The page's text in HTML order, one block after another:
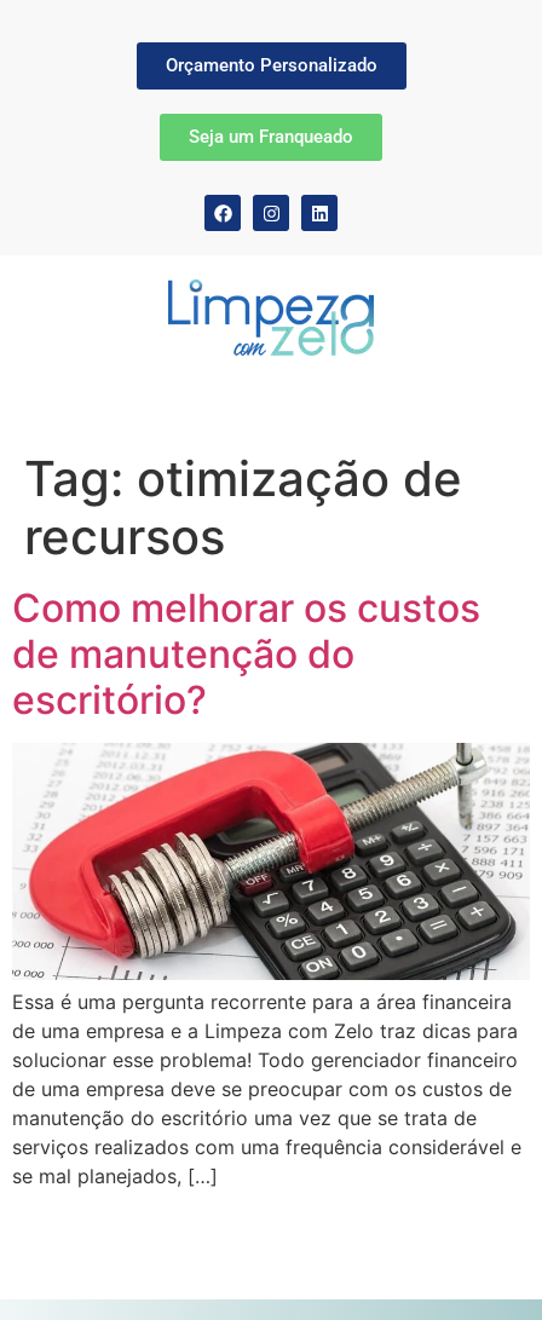
Orçamento Personalizado
Seja um Franqueado
Tag: otimização de
recursos
Como melhorar os custos
de manutenção do
escritório?
Essa é uma pergunta recorrente para a área financeira
de uma empresa e a Limpeza com Zelo traz dicas para
solucionar esse problema! Todo gerenciador financeiro
de uma empresa deve se preocupar com os custos de
manutenção do escritório uma vez que se trata de
serviços realizados com uma frequência considerável e
se mal planejados, […]